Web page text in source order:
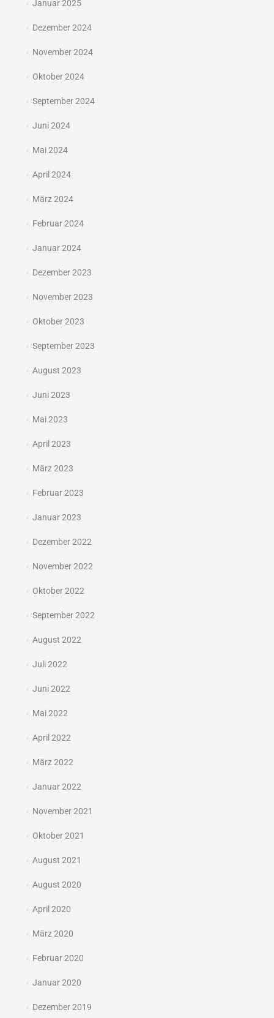
Januar 2025
Dezember 2024
November 2024
Oktober 2024
September 2024
Juni 2024
Mai 2024
April 2024
März 2024
Februar 2024
Januar 2024
Dezember 2023
November 2023
Oktober 2023
September 2023
August 2023
Juni 2023
Mai 2023
April 2023
März 2023
Februar 2023
Januar 2023
Dezember 2022
November 2022
Oktober 2022
September 2022
August 2022
Juli 2022
Juni 2022
Mai 2022
April 2022
März 2022
Januar 2022
November 2021
Oktober 2021
August 2021
August 2020
April 2020
März 2020
Februar 2020
Januar 2020
Dezember 2019